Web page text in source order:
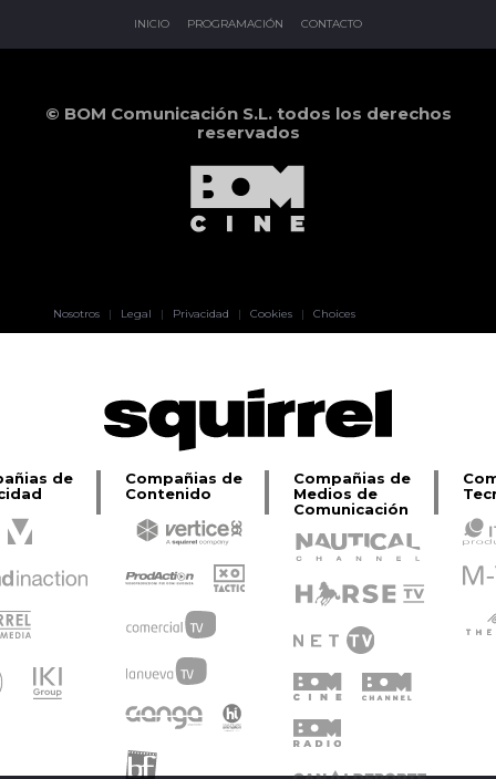
INICIO PROGRAMACIÓN CONTACTO
© BOM Comunicación S.L. todos los derechos
reservados
Nosotros | Legal | Privacidad | Cookies | Choices
de
Compañias de
Contenido
Compañias de
Medios de
Comunicación